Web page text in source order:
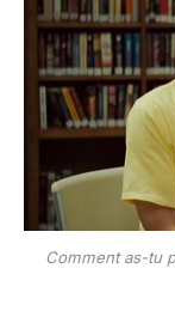
Comment as-tu